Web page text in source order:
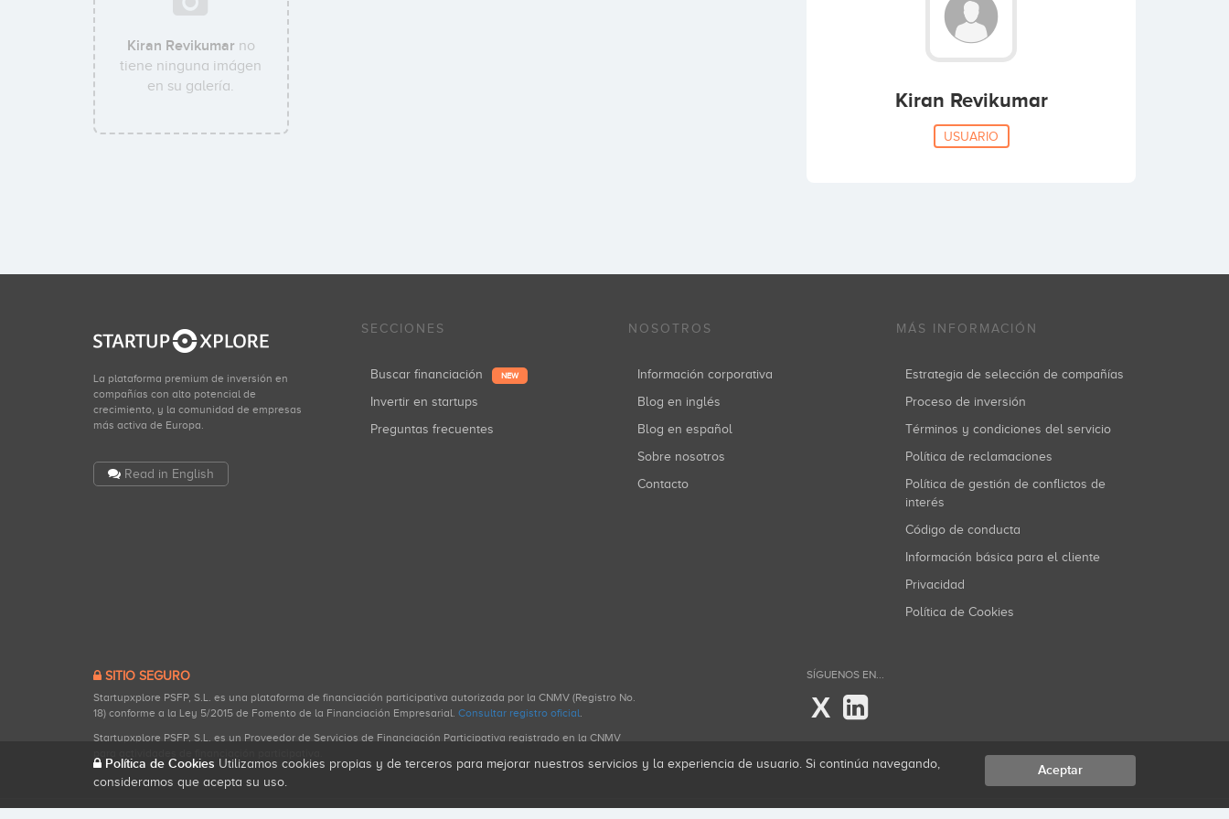
Kiran Revikumar no
tiene ninguna imágen
en su galería.
Kiran Revikumar
USUARIO
La plataforma premium de inversión en
compañías con alto potencial de
crecimiento, y la comunidad de empresas
más activa de Europa.
Read in English
SECCIONES
Buscar financiación NEW
Invertir en startups
Preguntas frecuentes
NOSOTROS
Información corporativa
Blog en inglés
Blog en español
Sobre nosotros
Contacto
MÁS INFORMACIÓN
Estrategia de selección de compañías
Proceso de inversión
Términos y condiciones del servicio
Política de reclamaciones
Política de gestión de conflictos de
interés
Código de conducta
Información básica para el cliente
Privacidad
Política de Cookies
SITIO SEGURO
Startupxplore PSFP, S.L. es una plataforma de financiación participativa autorizada por la CNMV (Registro No.
18) conforme a la Ley 5/2015 de Fomento de la Financiación Empresarial. Consultar registro oficial.
Startupxplore PSFP, S.L. es un Proveedor de Servicios de Financiación Participativa registrado en la CNMV
SÍGUENOS EN...
X
Política de Cookies Utilizamos cookies propias y de terceros para mejorar nuestros servicios y la experiencia de usuario. Si continúa navegando,
consideramos que acepta su uso.
Aceptar